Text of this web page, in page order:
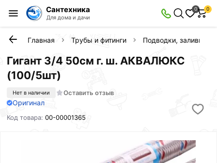
Сантехника
Для дома и дачи
0 0
Главная Трубы и фитинги Подводки, заливы,
Гигант 3/4 50см г. ш. АКВАЛЮКС
(100/5шт)
Нет в наличии Оставить отзыв
Оригинал
Код товара:00-00001365